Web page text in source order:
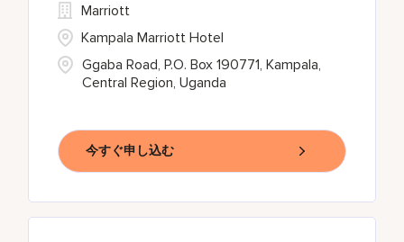
Ggaba Road, P.O. Box 190771, Kampala,
Central Region, Uganda
Marriott
Kampala Marriott Hotel
今すぐ申し込む